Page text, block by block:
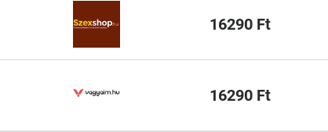
16290 Ft
16290 Ft